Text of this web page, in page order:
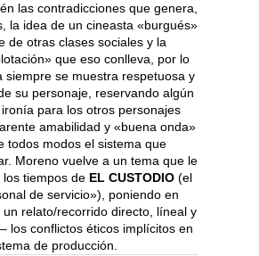
las contradicciones que genera,
la idea de un cineasta «burgués»
de otras clases sociales y la
que eso conlleva, por lo
siempre se muestra respetuosa y
su personaje, reservando algún
para los otros personajes
amabilidad y «buena onda»
todos modos el sistema que
Moreno vuelve a un tema que le
tiempos de EL CUSTODIO (el
de servicio»), poniendo en
un relato/recorrido directo, líneal y
los conflictos éticos implícitos en
de producción.